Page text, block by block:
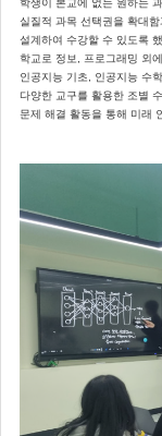
학생이 본교에 없는 원하는
실질적 과목 선택권을 확대
설계하여 수강할 수 있도록
학교로 정보, 프로그래밍 외
인공지능 기초, 인공지능 수
다양한 교구를 활용한 조별
문제 해결 활동을 통해 미래